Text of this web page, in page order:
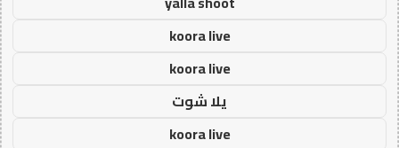
koora live
koora live
يلا شوت
koora live